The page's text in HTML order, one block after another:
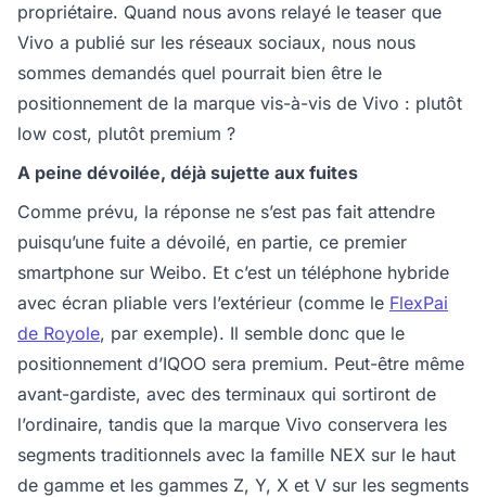
propriétaire. Quand nous avons relayé le teaser que
Vivo a publié sur les réseaux sociaux, nous nous
sommes demandés quel pourrait bien être le
positionnement de la marque vis-à-vis de Vivo : plutôt
low cost, plutôt premium ?
A peine dévoilée, déjà sujette aux fuites
Comme prévu, la réponse ne s’est pas fait attendre
puisqu’une fuite a dévoilé, en partie, ce premier
smartphone sur Weibo. Et c’est un téléphone hybride
avec écran pliable vers l’extérieur (comme le FlexPai
de Royole, par exemple). Il semble donc que le
positionnement d’IQOO sera premium. Peut-être même
avant-gardiste, avec des terminaux qui sortiront de
l’ordinaire, tandis que la marque Vivo conservera les
segments traditionnels avec la famille NEX sur le haut
de gamme et les gammes Z, Y, X et V sur les segments